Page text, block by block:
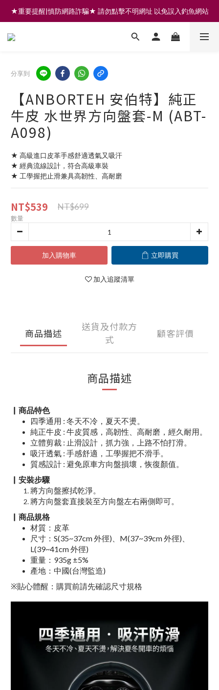
註冊會員享200元購物金 | 全館滿999免運 | 可門市取貨/安裝
★重要提醒|慎防網路詐騙★ 請勿點擊不明網址 以免誤入釣魚網站
註冊會員享200元購物金 | 全館滿999免運 | 可門市取貨/安裝
分享到
【ANBORTEH 安伯特】純正
牛皮 水世界方向盤套-M (ABT-
A098)
★ 高級進口皮革手感舒適透氣又吸汗
★ 經典流線設計，符合高級車裝
★ 工學握把止滑兼具高韌性、高耐磨
NT$539 NT$699
數量
加入購物車 立即購買
加入追蹤清單
商品描述
送貨及付款方
式
顧客評價
商品描述
▏商品特色
四季通用 : 冬天不冷，夏天不燙。
純正牛皮 : 牛皮質感，高韌性、高耐磨，經久耐用。
立體剪裁 : 止滑設計，抓力強，上路不怕打滑。
吸汗透氣 : 手感舒適，工學握把不滑手。
質感設計 : 避免原車方向盤損壞，恢復顏值。
▏ 安裝步驟
將方向盤擦拭乾淨。
將方向盤套直接裝至方向盤左右兩側即可。
▏商品規格
材質：皮革
尺寸：S(35~37cm 外徑)、M(37~39cm 外徑)、
L(39~41cm 外徑)
重量：935g ±5%
產地：中國(台灣監造)
※貼心體醒：購買前請先確認尺寸規格